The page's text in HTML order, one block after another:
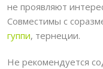
не проявляют
Совместимы с
гуппи, тернеции.
Не рекомендуется